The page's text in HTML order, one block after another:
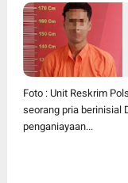
Foto : Unit Reskrim
seorang pria berinisial
penganiayaan...